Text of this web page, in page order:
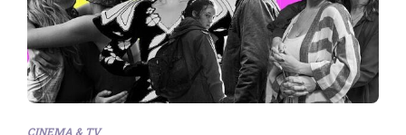
CINEMA & TV